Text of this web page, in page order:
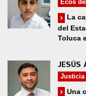
Ecos
La
del
Toluca
JESÚS
Justicia
Una